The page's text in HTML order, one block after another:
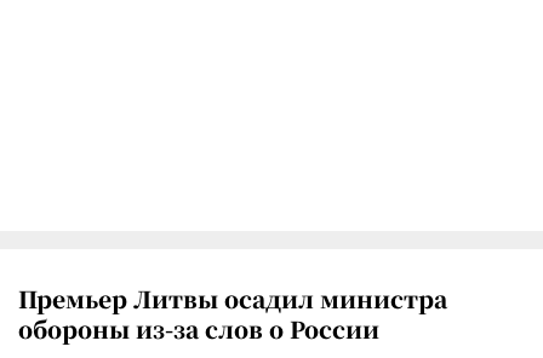
Премьер Литвы осадил министра
обороны из-за слов о России